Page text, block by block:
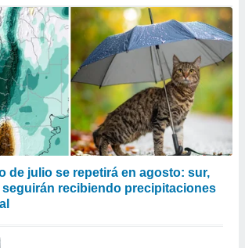
de julio se repetirá en agosto: sur,
recibiendo precipitaciones